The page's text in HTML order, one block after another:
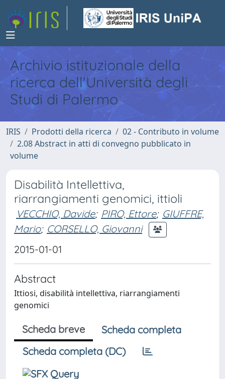
Archivio istituzionale della
ricerca dell'Università degli
Studi di Palermo
IRIS Prodotti della ricerca
02 - Contributo in volume
2.08 Abstract in atti di convegno pubblicato in
volume
Disabilità Intellettiva,
riarrangiamenti genomici, ittioli
VECCHIO, Davide; PIRO, Ettore; GIUFFRE,
Mario; CORSELLO, Giovanni
2015-01-01
Abstract
Ittiosi, disabilità intellettiva, riarrangiamenti
genomici
Scheda breve
Scheda completa
Scheda completa (DC)